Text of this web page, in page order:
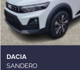
DACIA
SANDERO